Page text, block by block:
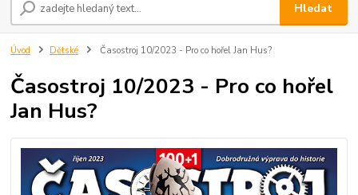
Hledat
Úvod Dětské Časostroj 10/2023 - Pro co hořel Jan Hus?
Časostroj 10/2023 - Pro co hořel
Jan Hus?